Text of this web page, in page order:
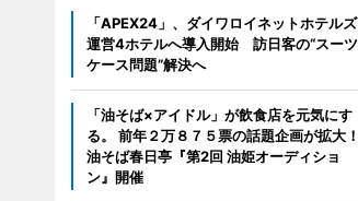
「APEX24」、ダイワロイネットホテルズ
運営4ホテルへ導入開始 訪日客の“スーツ
ケース問題”解決へ
「油そば×アイドル」が飲食店を元気にす
る。 前年２万８７５票の話題企画が拡大！
油そば春日亭『第2回 油姫オーディショ
ン』開催